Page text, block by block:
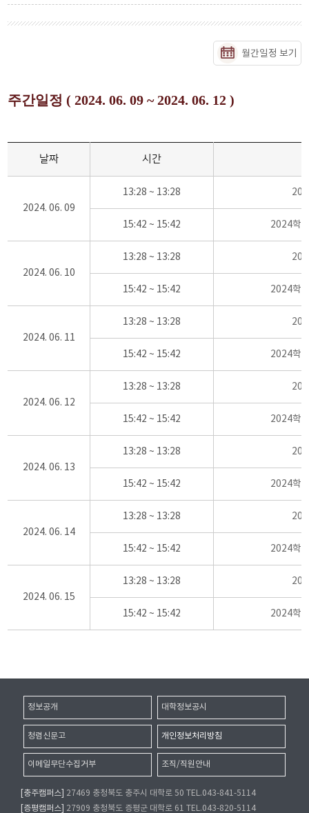
월간일정 보기
주간일정 ( 2024. 06. 09 ~ 2024. 06. 12 )
날짜 시간
2024. 06. 09
13:28 ~ 13:28
15:42 ~ 15:42 2024학
2024. 06. 10
13:28 ~ 13:28
15:42 ~ 15:42 2024학
2024. 06. 11
13:28 ~ 13:28
15:42 ~ 15:42 2024학
2024. 06. 12
13:28 ~ 13:28
15:42 ~ 15:42 2024학
2024. 06. 13
13:28 ~ 13:28
15:42 ~ 15:42 2024학
2024. 06. 14
13:28 ~ 13:28
15:42 ~ 15:42 2024학
2024. 06. 15
13:28 ~ 13:28
15:42 ~ 15:42 2024학
정보공개 대학정보공시
청렴신문고 개인정보처리방침
이메일무단수집거부 조직/직원안내
[충주캠퍼스]
27469 충청북도 충주시 대학로 50 TEL.043-841-5114
[증평캠퍼스]
27909 충청북도 증평군 대학로 61 TEL.043-820-5114